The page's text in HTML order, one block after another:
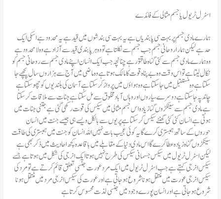
اسٹرل ٹریول یا جسم مثالی کے فائدے
ہمارے مادی جسم پر بہت سی پابندیاں ہے یہ بہت سی بندشوں میں قید ہے یہ محدود ہے اسکی ایک
حد ہے لیکن ہمارا روحانی جسم جب جسم سے نکلتا ہے تو وہ ہر پابندی قید سے آزاد ہے وہ لامحدود ہے
وہ ہمارے مادی جسم سے کئی گناہ طاقتور ہے چنانچہ جب ایک انسان اپنے مادی جسم سے روحانی جسم کو
نکال لیتا ہے تو اس وقت وہ بے پناہ قوت کا مالک ہوتا ہے وہ ماضی میں آج سے ہزاروں سال پچھے جا
سکتا ہے وہ مستقبل میں جا سکتا ہے وہ ہواؤں میں پرواز کر سکتا ہے آسمان کی بلندیوں کو چھو سکتا ہے
چاند پہ جا سکتا ہے دوسرے سیاروں اور وہاں آباد مخلوق سے مل سکتا ہے جنات سے ملاقات کر سکتا
ہے مادی جسم سے سینکڑوں گنا زیادہ اس جسم مثالی میں سیکس کی قوت رکھی گئی ہے جتنی جنات میں
ہوتی ہے انسان کئی کئی گھنٹے سیکس کر سکتا ہے پریوں سے بالکل ویسے ہی جیسے جنت میں انسان
حوروں کے ساتھ ہمبستری کرے گا یہ کوئی عجیب بات نہیں اللہ انسان کو جنت میں ہمبستری کی طاقت
سینکڑوں گناہ زیادہ عطا کرے گا اس مادی دنیا کے مقابلے میں باقاعدہ کچھ احادیث میں ذکر بھی ہے
لیکن اسٹرل ٹریول میں سیکس جسمانی سیکس کی طرح نہیں ہوتا ایک انرجی کی شکل میں ہوتا ہے جسے
سیکس انرجی کہتے ہے جب اسٹرل ٹریول میں ایک مرد عورت جنسی تعلق قائم کرتے ہے تو مرد کی
سیکس انرجی عورت میں منتقل ہونا شروع ہو جاتی ہے اور عورت کی سیکس انرجی مرد میں منتقل ہونا
شروع ہو جاتی ہے اور انسان پورے وجود میں جنسی لذت محسوس کرتا ہے